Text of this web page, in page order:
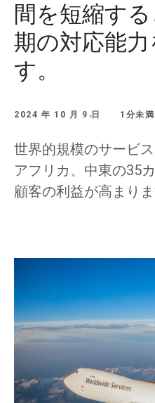
間を短縮す
期の対応能力
す。
2024 年 10 月 9 日 1分未満
世界的規模のサービ
アフリカ、中東の35
顧客の利益が高まりま